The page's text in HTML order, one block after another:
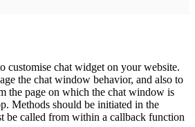
customise chat widget on your website.
the chat window behavior, and also to
the page on which the chat window is
Methods should be initiated in the
be called from within a callback function